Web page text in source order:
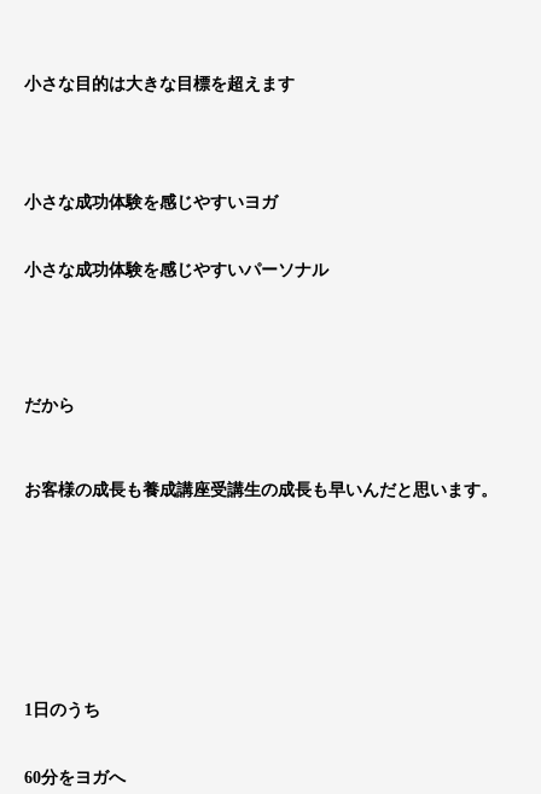
小さな目的は大きな目標を超えます
小さな成功体験を感じやすいヨガ
小さな成功体験を感じやすいパーソナル
だから
お客様の成長も養成講座受講生の成長も早いんだと思います。
1日のうち
60分をヨガへ